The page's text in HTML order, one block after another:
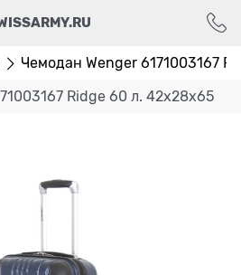
Чемодан Wenger 6171003167
Ridge 60 л. 42x28x65